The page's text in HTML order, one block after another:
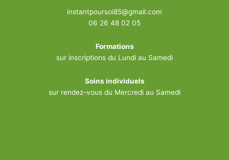
instantpoursoi85@gmail.com
06 26 48 02 05
Formations
sur inscriptions du Lundi au Samedi
Soins individuels
sur rendez-vous du Mercredi au Samedi